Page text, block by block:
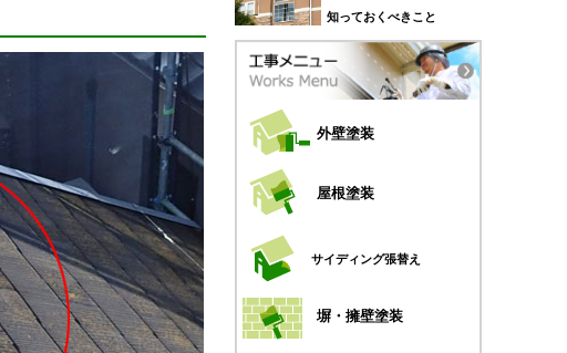
知っておくべきこと
外壁塗装
屋根塗装
サイディング張替え
塀・擁壁塗装